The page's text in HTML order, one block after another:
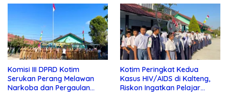
Komisi III DPRD Kotim
Serukan Perang Melawan
Narkoba dan Pergaulan
Kotim Peringkat Kedua
Kasus HIV/AIDS di Kalteng,
Riskon Ingatkan Pelajar